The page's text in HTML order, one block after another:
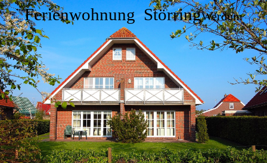
Ferienwohnung StörringWerdum